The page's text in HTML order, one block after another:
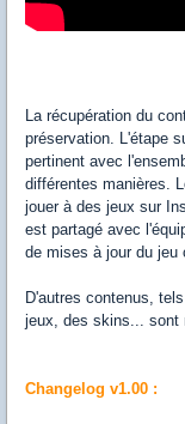
La récupération du
préservation. L'étape
pertinent avec
différentes manières.
jouer à des jeux sur
est partagé avec
de mises à jour du jeu
D'autres contenus,
jeux, des skins... sont
Changelog v1.00 :